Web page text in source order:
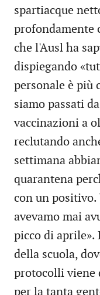
spartiacque
profondamente
che l'Ausl ha
dispiegando
personale è più
siamo passati
vaccinazioni a
reclutando
settimana
quarantena
con un
avevamo mai
picco di aprile».
della scuola,
protocolli viene